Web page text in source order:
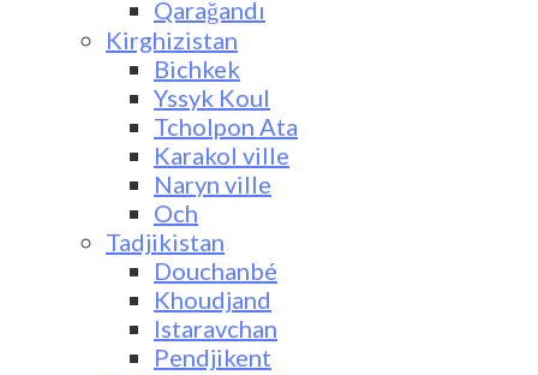
Qarağandı
Kirghizistan
Bichkek
Yssyk Koul
Tcholpon Ata
Karakol ville
Naryn ville
Och
Tadjikistan
Douchanbé
Khoudjand
Istaravchan
Pendjikent